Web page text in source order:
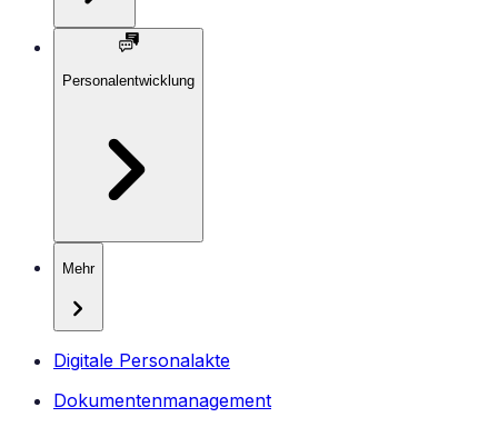
Personalentwicklung
Mehr
Digitale Personalakte
Dokumentenmanagement